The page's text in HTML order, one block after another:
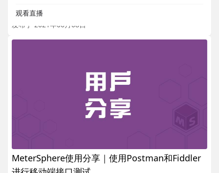
观看直播
发布于 2021年06月08日
MeterSphere使用分享｜使用Postman和Fiddler